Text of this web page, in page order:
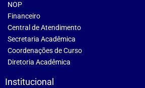
NOP
Financeiro
Central de Atendimento
Secretaria Acadêmica
Coordenações de Curso
Diretoria Acadêmica
Institucional